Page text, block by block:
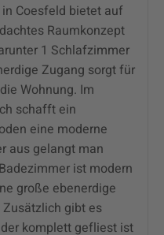
Coesfeld bietet auf
Raumkonzept
1 Schlafzimmer
Zugang sorgt für
Wohnung. Im
schafft ein
eine moderne
aus gelangt man
ist modern
große ebenerdige
gibt es
komplett gefliest ist